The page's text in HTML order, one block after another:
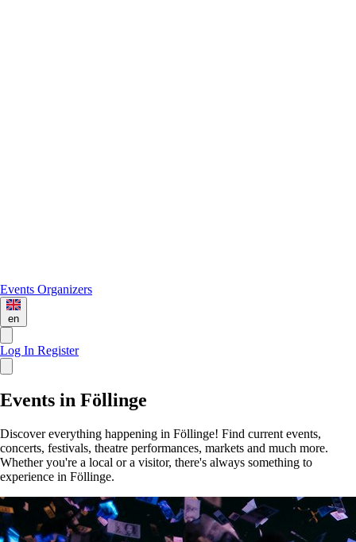
Events Organizers
en
Log In Register
Events in Föllinge
Discover everything happening in Föllinge! Find current events,
concerts, festivals, theatre performances, markets and much more.
Whether you're a local or a visitor, there's always something to
experience in Föllinge.